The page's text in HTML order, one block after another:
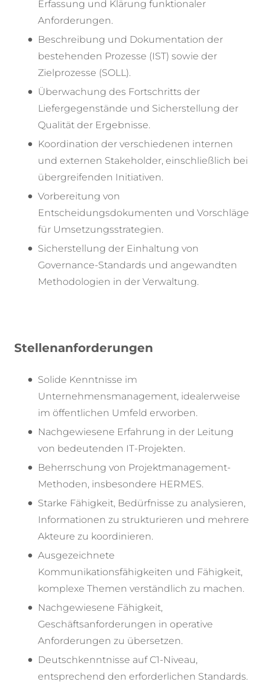
Erfassung und Klärung funktionaler
Anforderungen.
Beschreibung und Dokumentation der
bestehenden Prozesse (IST) sowie der
Zielprozesse (SOLL).
Überwachung des Fortschritts der
Liefergegenstände und Sicherstellung der
Qualität der Ergebnisse.
Koordination der verschiedenen internen
und externen Stakeholder, einschließlich bei
übergreifenden Initiativen.
Vorbereitung von
Entscheidungsdokumenten und Vorschläge
für Umsetzungsstrategien.
Sicherstellung der Einhaltung von
Governance-Standards und angewandten
Methodologien in der Verwaltung.
Stellenanforderungen
Solide Kenntnisse im
Unternehmensmanagement, idealerweise
im öffentlichen Umfeld erworben.
Nachgewiesene Erfahrung in der Leitung
von bedeutenden IT-Projekten.
Beherrschung von Projektmanagement-
Methoden, insbesondere HERMES.
Starke Fähigkeit, Bedürfnisse zu analysieren,
Informationen zu strukturieren und mehrere
Akteure zu koordinieren.
Ausgezeichnete
Kommunikationsfähigkeiten und Fähigkeit,
komplexe Themen verständlich zu machen.
Nachgewiesene Fähigkeit,
Geschäftsanforderungen in operative
Anforderungen zu übersetzen.
Deutschkenntnisse auf C1-Niveau,
entsprechend den erforderlichen Standards.